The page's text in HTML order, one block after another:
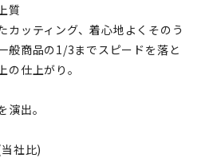
質
カッティング、着心地よくそのう
般商品の1/3までスピードを落と
の仕上がり。
出。
社比)